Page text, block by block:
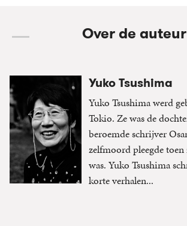
Over de auteur
Yuko Tsushima
Yuko Tsushima werd
Tokio. Ze was de
beroemde schrijver
zelfmoord pleegde
was. Yuko Tsushima
korte verhalen...